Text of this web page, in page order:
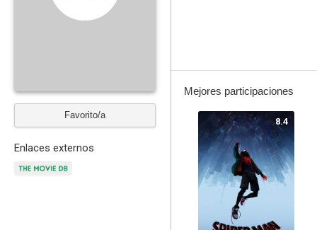
Favorito/a
Enlaces externos
Mejores participaciones
8.4